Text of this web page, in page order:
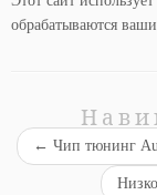
обрабатываются
← Чип тюнинг